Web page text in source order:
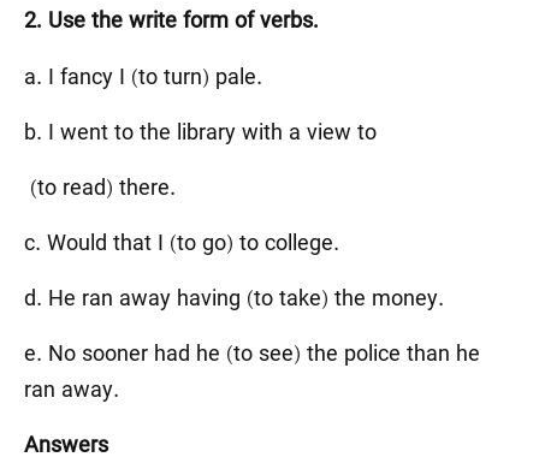
2. Use the write form of verbs.
a. I fancy I (to turn) pale.
b. I went to the library with a view to
(to read) there.
c. Would that I (to go) to college.
d. He ran away having (to take) the money.
e. No sooner had he (to see) the police than he
ran away.
Answers